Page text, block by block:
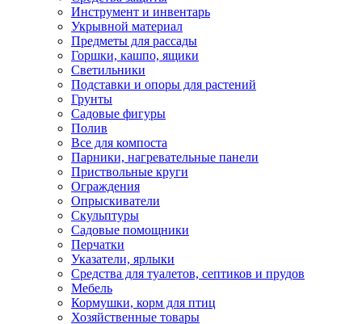
Инструмент и инвентарь
Укрывной материал
Предметы для рассады
Горшки, кашпо, ящики
Светильники
Подставки и опоры для растений
Грунты
Садовые фигуры
Полив
Все для компоста
Парники, нагревательные панели
Приствольные круги
Ограждения
Опрыскиватели
Скульптуры
Садовые помощники
Перчатки
Указатели, ярлыки
Средства для туалетов, септиков и прудов
Мебель
Кормушки, корм для птиц
Хозяйственные товары